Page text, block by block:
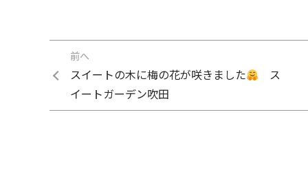
前へ
スイートの木に梅の花が咲きました
ス
イートガーデン吹田